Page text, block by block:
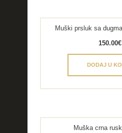
Muški prsluk sa
150.00€
DODAJ U
Muška crna